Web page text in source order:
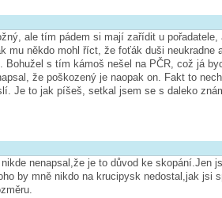
ale tím pádem si mají zařídit u
mu někdo mohl říct, že foťák duši neukradne
Bohužel s tím kámoš nešel na PČR, což já
že poškozený je naopak on. Fakt to
Je to jak píšeš, setkal jsem se s daleko
nenapsal,že je to důvod ke skopání.Jen
by mně nikdo na krucipysk nedostal,jak jsi